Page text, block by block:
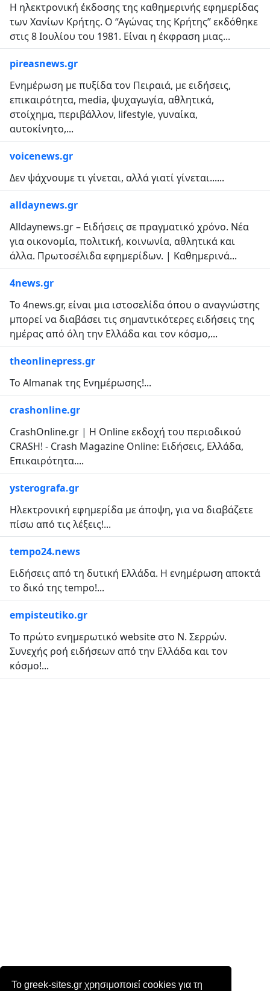
Το greek-sites.gr χρησιμοποιεί cookies για τη
Η ηλεκτρονική έκδοσης της καθημερινής εφημερίδας
των Χανίων Κρήτης. Ο “Αγώνας της Κρήτης” εκδόθηκε
στις 8 Ιουλίου του 1981. Είναι η έκφραση μιας...
pireasnews.gr
Ενημέρωση με πυξίδα τον Πειραιά, με ειδήσεις,
επικαιρότητα, media, ψυχαγωγία, αθλητικά,
στοίχημα, περιβάλλον, lifestyle, γυναίκα,
αυτοκίνητο,...
voicenews.gr
Δεν ψάχνουμε τι γίνεται, αλλά γιατί γίνεται......
alldaynews.gr
Alldaynews.gr – Ειδήσεις σε πραγματικό χρόνο. Νέα
για οικονομία, πολιτική, κοινωνία, αθλητικά και
άλλα. Πρωτοσέλιδα εφημερίδων. | Καθημερινά...
4news.gr
Το 4news.gr, είναι μια ιστοσελίδα όπου ο αναγνώστης
μπορεί να διαβάσει τις σημαντικότερες ειδήσεις της
ημέρας από όλη την Ελλάδα και τον κόσμο,...
theonlinepress.gr
Το Almanak της Ενημέρωσης!...
crashonline.gr
CrashOnline.gr | Η Online εκδοχή του περιοδικού
CRASH! - Crash Magazine Online: Ειδήσεις, Ελλάδα,
Επικαιρότητα....
ysterografa.gr
Ηλεκτρονική εφημερίδα με άποψη, για να διαβάζετε
πίσω από τις λέξεις!...
tempo24.news
Ειδήσεις από τη δυτική Ελλάδα. Η ενημέρωση αποκτά
το δικό της tempo!...
empisteutiko.gr
Το πρώτο ενημερωτικό website στο Ν. Σερρών.
Συνεχής ροή ειδήσεων από την Ελλάδα και τον
κόσμο!...